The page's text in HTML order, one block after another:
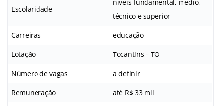
Escolaridade
níveis fundamental, médio,
técnico e superior
Carreiras educação
Lotação Tocantins – TO
Número de vagas a definir
Remuneração até R$ 33 mil